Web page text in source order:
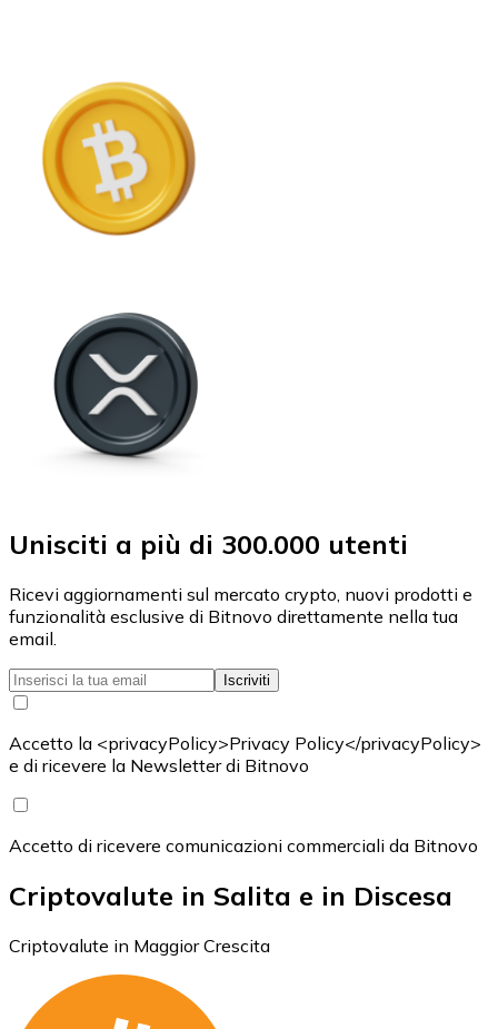
Unisciti a più di 300.000 utenti
Ricevi aggiornamenti sul mercato crypto, nuovi prodotti e
funzionalità esclusive di Bitnovo direttamente nella tua
email.
Iscriviti
Accetto la <privacyPolicy>Privacy Policy</privacyPolicy>
e di ricevere la Newsletter di Bitnovo
Accetto di ricevere comunicazioni commerciali da Bitnovo
Criptovalute in Salita e in Discesa
Criptovalute in Maggior Crescita